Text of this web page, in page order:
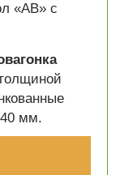
«АВ» с
мм.